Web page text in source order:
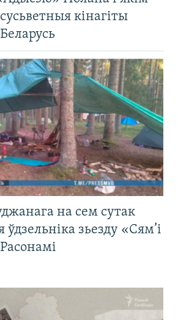
кінагіты
на сем сутак
зьезду «Сям’і